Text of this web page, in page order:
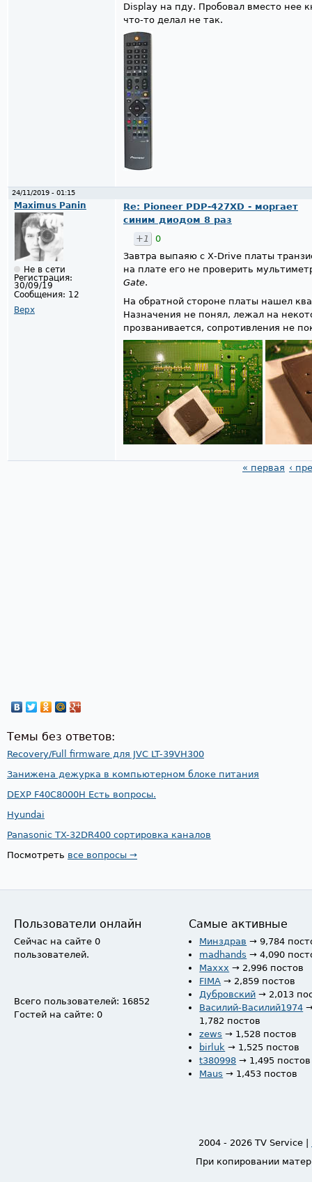
Display на пду. Пробовал вместо нее
что-то делал не так.
24/11/2019 - 01:15
Maximus Panin
Не в сети
Регистрация:
30/09/19
Сообщения: 12
Верх
Re: Pioneer PDP-427XD - моргает
синим диодом 8 раз
+1
0
Завтра выпаяю с Х-Drive платы
на плате его не проверить
Gate.
На обратной стороне платы нашел
Назначения не понял, лежал на
прозванивается, сопротивления не
« первая ‹
Темы без ответов:
Recovery/Full firmware для JVC LT-39VH300
Занижена дежурка в компьютерном блоке питания
DEXP F40C8000H Есть вопросы.
Hyundai
Panasonic TX-32DR400 сортировка каналов
Посмотреть все вопросы →
Пользователи онлайн
Сейчас на сайте 0
пользователей.
Всего пользователей: 16852
Гостей на сайте: 0
Самые активные
Минздрав → 9,784
madhands → 4,090
Maxxx → 2,996 постов
FIMA → 2,859 постов
Дубровский → 2,013
Василий-Василий1974
1,782 постов
zews → 1,528 постов
birluk → 1,525 постов
t380998 → 1,495 постов
Maus → 1,453 постов
2004 - 2026 TV Service |
При копировании